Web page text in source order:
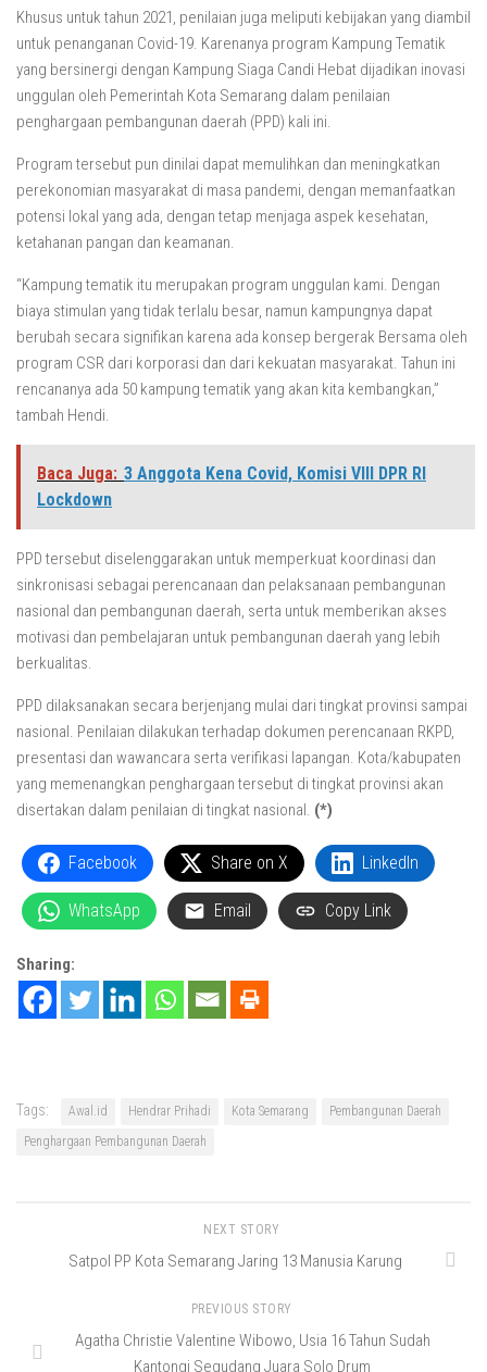
Khusus untuk tahun 2021, penilaian juga meliputi kebijakan yang diambil
untuk penanganan Covid-19. Karenanya program Kampung Tematik
yang bersinergi dengan Kampung Siaga Candi Hebat dijadikan inovasi
unggulan oleh Pemerintah Kota Semarang dalam penilaian
penghargaan pembangunan daerah (PPD) kali ini.
Program tersebut pun dinilai dapat memulihkan dan meningkatkan
perekonomian masyarakat di masa pandemi, dengan memanfaatkan
potensi lokal yang ada, dengan tetap menjaga aspek kesehatan,
ketahanan pangan dan keamanan.
“Kampung tematik itu merupakan program unggulan kami. Dengan
biaya stimulan yang tidak terlalu besar, namun kampungnya dapat
berubah secara signifikan karena ada konsep bergerak Bersama oleh
program CSR dari korporasi dan dari kekuatan masyarakat. Tahun ini
rencananya ada 50 kampung tematik yang akan kita kembangkan,”
tambah Hendi.
Baca Juga: 3 Anggota Kena Covid, Komisi VIII DPR RI
Lockdown
PPD tersebut diselenggarakan untuk memperkuat koordinasi dan
sinkronisasi sebagai perencanaan dan pelaksanaan pembangunan
nasional dan pembangunan daerah, serta untuk memberikan akses
motivasi dan pembelajaran untuk pembangunan daerah yang lebih
berkualitas.
PPD dilaksanakan secara berjenjang mulai dari tingkat provinsi sampai
nasional. Penilaian dilakukan terhadap dokumen perencanaan RKPD,
presentasi dan wawancara serta verifikasi lapangan. Kota/kabupaten
yang memenangkan penghargaan tersebut di tingkat provinsi akan
disertakan dalam penilaian di tingkat nasional. (*)
Facebook Share on X LinkedIn
WhatsApp Email Copy Link
Sharing:
Tags: Awal.id Hendrar Prihadi Kota Semarang
Pembangunan Daerah
Penghargaan Pembangunan Daerah
NEXT STORY
Satpol PP Kota Semarang Jaring 13 Manusia Karung
PREVIOUS STORY
Agatha Christie Valentine Wibowo, Usia 16 Tahun Sudah
Kantongi Segudang Juara Solo Drum